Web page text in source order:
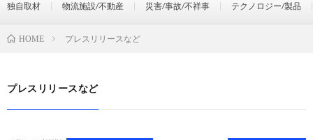
独自取材 物流施設/不動産 災害/事故/不祥事 テクノロジー/製品
HOME プレスリリースなど
プレスリリースなど